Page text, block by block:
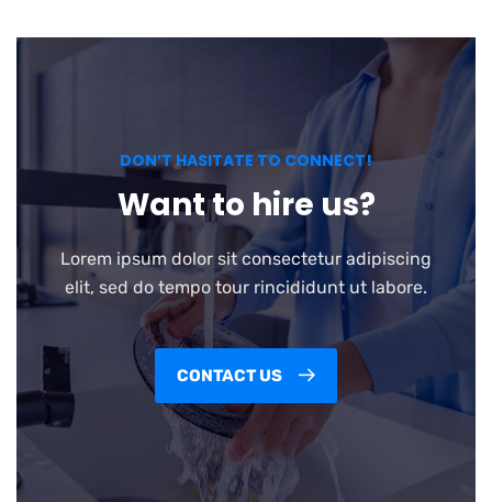
DON’T HASITATE TO CONNECT!
Want to hire us?
Lorem ipsum dolor sit consectetur adipiscing
elit, sed do tempo tour rincididunt ut labore.
CONTACT US